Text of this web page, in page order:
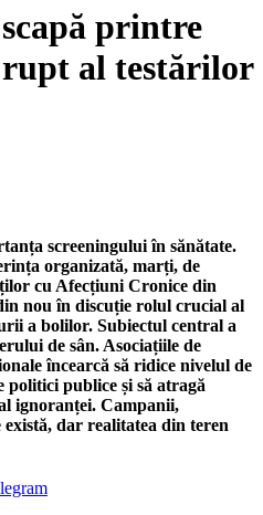
printre
al testărilor
screeningului în sănătate.
organizată, marți, de
cu Afecțiuni Cronice din
nou în discuție rolul crucial al
a bolilor. Subiectul central a
de sân. Asociațiile de
încearcă să ridice nivelul de
politici publice și să atragă
ignoranței. Campanii,
dar realitatea din teren